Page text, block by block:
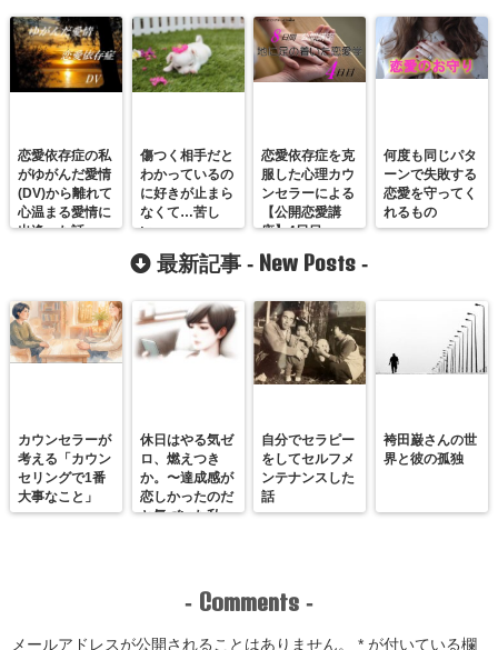
恋愛依存症の私
がゆがんだ愛情
(DV)から離れて
心温まる愛情に
出逢った話
傷つく相手だと
わかっているの
に好きが止まら
なくて…苦し
い。
恋愛依存症を克
服した心理カウ
ンセラーによる
【公開恋愛講
座】4日目
何度も同じパタ
ーンで失敗する
恋愛を守ってく
れるもの
最新記事 - New Posts -
カウンセラーが
考える「カウン
セリングで1番
大事なこと」
休日はやる気ゼ
ロ、燃えつき
か。〜達成感が
恋しかったのだ
と気づいた私
自分でセラピー
をしてセルフメ
ンテナンスした
話
袴田巌さんの世
界と彼の孤独
- Comments -
メールアドレスが公開されることはありません。 * が付いている欄